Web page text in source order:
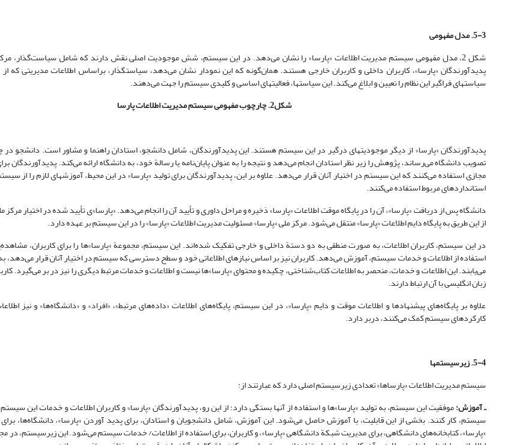
5-3. مدل مفهومی
شکل 2، مدل مفهومی سیستم مدیریت اطلاعات «پارسا» را نشان می‌دهد. در این سیستم، شش موجودیت اصلی نقش دارند که شامل سیاست‌گذار، مرکز
پدیدآورندگان «پارسا»، کاربران داخلی و کاربران خارجی هستند. همان‌گونه که این نمودار نشان می‌دهد، سیاستگذار، براساس اطلاعات مدیریتی که
سیاستهای فراگیر این نظام را تعیین و ابلاغ می‌کند. این سیاستها، فعالیتهای اساسی و کلیدی سیستم را جهت می‌دهند.
شکل2. چارچوب مفهومی سیستم مدیریت اطلاعات پارسا
پدیدآورندگان «پارسا» از دیگر موجودیتهای درگیر در این سیستم هستند. این پدیدآورندگان، شامل دانشجو، استادان راهنما و مشاور است. دانشجو
تصویب دانشگاه می‌رساند، پژوهش را زیر نظر استادان انجام می‌دهد و نتیجه را به عنوان پایان‌نامه یا رسالة خود، به دانشگاه ارائه می‌کند. پدیدآورندگان
مجازی استفاده می‌کنند که این سیستم در اختیار آنان قرار می‌دهد. علاوه بر این، پدیدآورندگان برای تولید «پارسا» در این محیط، آموزشهای لازم را از
استانداردهای مربوط استفاده می‌کنند.
دانشگاه پس از دریافت «پارسا»، آن را در پایگاه موقت اطلاعات «پارسا» ذخیره و مراحل داوری و تأیید آن را انجام می‌دهد. «پارسا»ی تأیید شده در اختیار مرکز
از این طریق به پایگاه دایم اطلاعات «پارسا» منتقل می‌شود. مرکز ملی «پارسا» مسئولیت مدیریت اطلاعات «پارسا» را در این سیستم بر عهده دارد.
در این سیستم، کاربران اطلاعات، به صورت منطقی به دو دستة داخلی و خارجی تفکیک شده‌اند. این سیستم، مجموعة «پارسا»ها را برای کاربران،
استفاده از اطلاعات و خدمات سیستم، آموزش می‌دهد. کاربران نیز بر اساس نیازهای اطلاعاتی خود و سطح دسترسی که سیستم در اختیار آنان قرار
می‌یابند. این اطلاعات و خدمات، منحصر به اطلاعات کتاب‌شناختی، چکیده و محتوای «پارسا»ها نیست و اطلاعات و خدمات مرتبط دیگری را نیز در بر می‌گیرد.
زبان انگلیسی با آن ارتباط دارند.
علاوه بر پایگاه‌های پیشنهادها و اطلاعات موقت و دایم «پارسا»، در این سیستم، پایگاه‌های اطلاعات «داده‌های مرتبط»، «افراد» و «دانشگاه‌ها» و نیز
کارکردهای سیستم کمک می‌کنند، دربر دارد.
5-4. زیرسیستمها
سیستم مدیریت اطلاعات «پارساها» تعدادی زیرسیستم اصلی دارد که عبارتند از:
ـ آموزش:موفقیت این سیستم، به تولید «پارسا»ها و استفاده از آنها بستگی دارد؛ از این رو، پدید‌آورندگان «پارسا» و کاربران اطلاعات و خدمات این
سیستم، کار کنند. بخشی از این قابلیت، با آموزش حاصل می‌شود. این آموزش، شامل دانشجویان و استادان، برای پدید آوردن «پارسا»، دانشگاه‌ها، برای
«پارسا»، کتابخانه‌های دانشگاهی، برای مدیریت شبکة دانشگاهی «پارسا»، و کاربران، برای استفاده از اطلاعات/ خدمات سیستم می‌شود. این زیرسیستم، در